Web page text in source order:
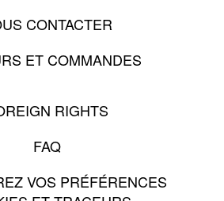
CONTACTER
ET COMMANDES
RIGHTS
FAQ
VOS PRÉFÉRENCES